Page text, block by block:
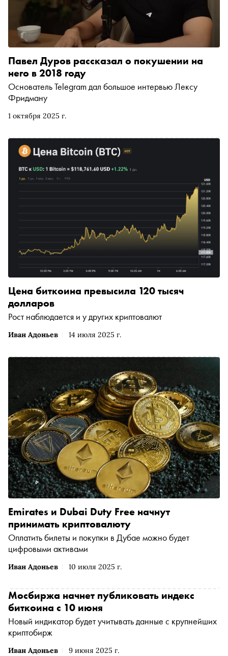
1 октября 2025 г.
Павел Дуров рассказал о покушении на
него в 2018 году
Основатель Telegram дал большое интервью Лексу
Фридману
Иван Адоньев 14 июля 2025 г.
Цена биткоина превысила 120 тысяч
долларов
Рост наблюдается и у других криптовалют
Иван Адоньев 10 июля 2025 г.
Emirates и Dubai Duty Free начнут
принимать криптовалюту
Оплатить билеты и покупки в Дубае можно будет
цифровыми активами
Иван Адоньев 9 июня 2025 г.
Мосбиржа начнет публиковать индекс
биткоина с 10 июня
Новый индикатор будет учитывать данные с крупнейших
криптобирж